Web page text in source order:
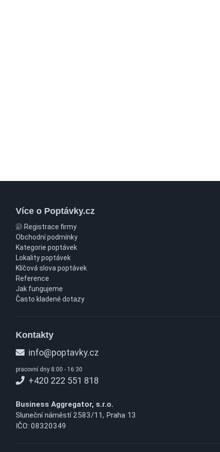
Více o Poptávky.cz
Registrace firmy
Obchodní podmínky
Kategorie poptávek
Lokality poptávek
Klíčová slova poptávek
Reference
Jak fungujeme
Často kladené dotazy
Kontakty
info@poptavky.cz
pracovní dny 8:00 - 16:30
+420 222 551 818
Business Aggregator, s.r.o.
Sluneční náměstí 2583/11, Praha 13
IČO: 08320349